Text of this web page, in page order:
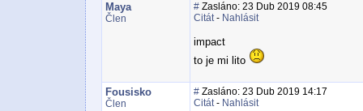
Maya
Člen
# Zasláno: 23 Dub 2019 08:45
Citát- Nahlásit
impact
to je mi lito
Fousisko
Člen
# Zasláno: 23 Dub 2019 14:17
Citát- Nahlásit